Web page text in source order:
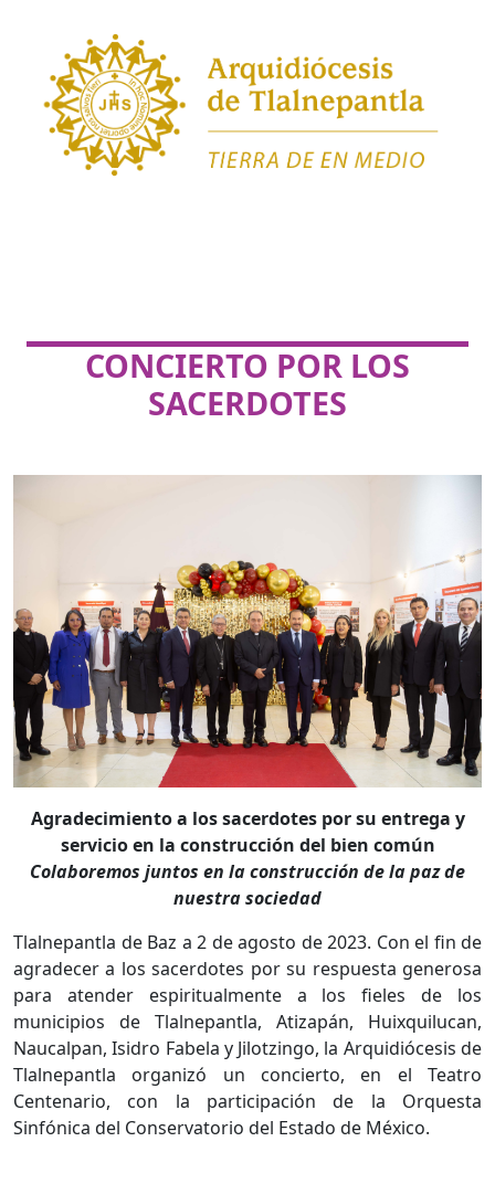
CONCIERTO POR LOS
SACERDOTES
Agradecimiento a los sacerdotes por su entrega y
servicio en la construcción del bien común
Colaboremos juntos en la construcción de la paz de
nuestra sociedad
Tlalnepantla de Baz a 2 de agosto de 2023. Con el fin de
agradecer a los sacerdotes por su respuesta generosa
para atender espiritualmente a los fieles de los
municipios de Tlalnepantla, Atizapán, Huixquilucan,
Naucalpan, Isidro Fabela y Jilotzingo, la Arquidiócesis de
Tlalnepantla organizó un concierto, en el Teatro
Centenario, con la participación de la Orquesta
Sinfónica del Conservatorio del Estado de México.